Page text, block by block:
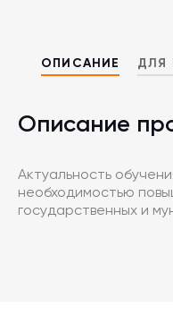
ОПИСАНИЕ ДЛЯ
Описание
Актуальность
необходимостью
государственных и